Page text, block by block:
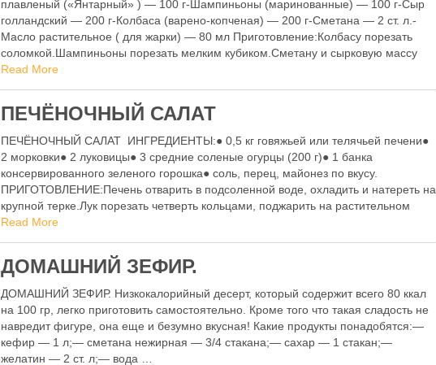
плавленый («Янтарный» ) — 100 г-Шампиньоны (маринованные) — 100 г-Сыр
голландский — 200 г-Колбаса (варено-копченая) — 200 г-Сметана — 2 ст. л.-
Масло растительное ( для жарки) — 80 мл Приготовление:Колбасу порезать
соломкой.Шампиньоны порезать мелким кубиком.Сметану и сырковую массу
перемешать до …
Read More
ПЕЧЁНОЧНЫЙ САЛАТ
ПЕЧЁНОЧНЫЙ САЛАТ ИНГРЕДИЕНТЫ:● 0,5 кг говяжьей или телячьей печени●
2 морковки● 2 луковицы● 3 средние соленые огурцы (200 г)● 1 банка
консервированного зеленого горошка● соль, перец, майонез по вкусу.
ПРИГОТОВЛЕНИЕ:Печень отварить в подсоленной воде, охладить и натереть на
крупной терке.Лук порезать четверть кольцами, поджарить на растительном
масле до прозрачности, добавить …
Read More
ДОМАШНИЙ ЗЕФИР.
ДОМАШНИЙ ЗЕФИР. Низкокалорийный десерт, который содержит всего 80 ккал
на 100 гр, легко приготовить самостоятельно. Кроме того что такая сладость не
навредит фигуре, она еще и безумно вкусная! Какие продукты понадобятся:—
кефир — 1 л;— сметана нежирная — 3/4 стакана;— сахар — 1 стакан;—
желатин — 2 ст. л;— вода …